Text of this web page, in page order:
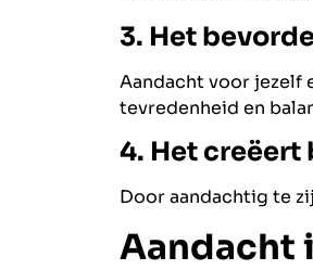
3. Het
Aandacht voor jezelf
tevredenheid en
4. Het creëert
Door aandachtig te
Aandacht